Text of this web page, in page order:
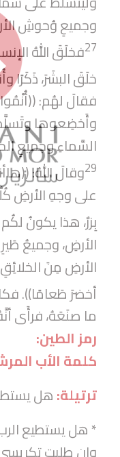
وجميعِ وُحوشِ
27فخلَقَ اللهُ
خلَقَ البشَرَ، ذَكَرًا
فقالَ لهُم: ((أُنْمُوا
وأَخضِعوها
السَّماءِ وجميعِ
29وقالَ اللهُ:
على وجهِ الأرضِ
بِزرٌ، هذا يكونُ
الأرضِ، وجميعُ
الأرضِ مِنَ
أخضرَ طَعامًا)).
ما صنَعَهُ، فرأَى
رمز الطين:
كلمة الأب
ترتيلة:هل
* هل يستطيع